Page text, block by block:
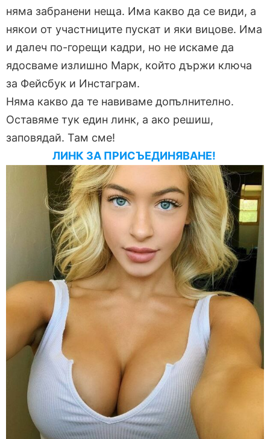
няма забранени неща. Има какво да се види, а
някои от участниците пускат и яки вицове. Има
и далеч по-горещи кадри, но не искаме да
ядосваме излишно Марк, който държи ключа
за Фейсбук и Инстаграм.
Няма какво да те навиваме допълнително.
Оставяме тук един линк, а ако решиш,
заповядай. Там сме!
ЛИНК ЗА ПРИСЪЕДИНЯВАНЕ!